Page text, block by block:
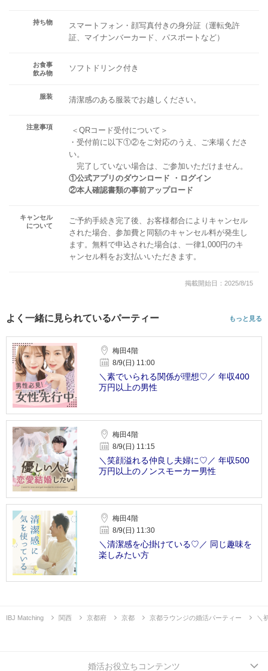
持ち物
スマートフォン・顔写真付きの身分証（運転免許
証、マイナンバーカード、パスポートなど）
お食事
飲み物
ソフトドリンク付き
服装 清潔感のある服装でお越しください。
注意事項
＜QRコード受付について＞
・受付前に以下①②をご対応のうえ、ご来場くださ
い。
完了していない場合は、ご参加いただけません。
①公式アプリのダウンロード ・ログイン
②本人確認書類の事前アップロード
キャンセル
について
ご予約手続き完了後、お客様都合によりキャンセル
された場合、参加費と同額のキャンセル料が発生し
ます。無料で申込された場合は、一律1,000円のキ
ャンセル料をお支払いいただきます。
掲載開始日：2025/8/15
よく一緒に見られているパーティー もっと見る
梅田4階
8/9(日) 11:00
＼素でいられる関係が理想♡／ 年収400
万円以上の男性
梅田4階
8/9(日) 11:15
＼笑顔溢れる仲良し夫婦に♡／ 年収500
万円以上のノンスモーカー男性
梅田4階
8/9(日) 11:30
＼清潔感を心掛けている♡／ 同じ趣味を
楽しみたい方
IBJ Matching 関西 京都府 京都 京都ラウンジの婚活パーティー ＼
婚活お役立ちコンテンツ